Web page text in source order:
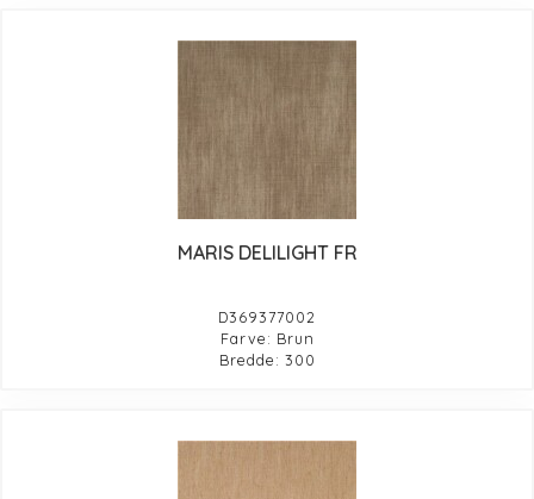
MARIS DELILIGHT FR
D369377002
Farve: Brun
Bredde: 300